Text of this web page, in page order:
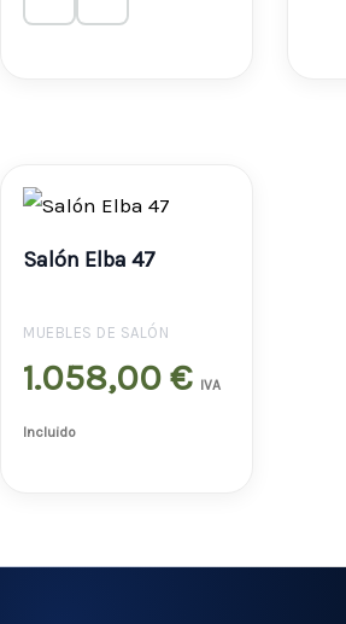
Salón Elba 47
MUEBLES DE SALÓN
1.058,00€ IVA
Incluido